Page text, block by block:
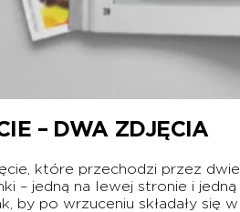
– DWA ZDJĘCIA
które przechodzi przez
– jedną na lewej stronie i
by po wrzuceniu składały się